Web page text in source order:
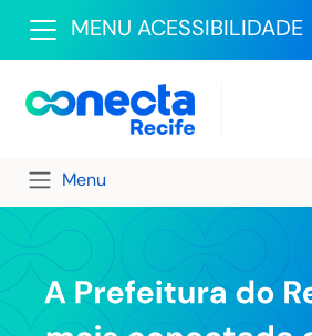
MENU ACESSIBILIDADE
Menu